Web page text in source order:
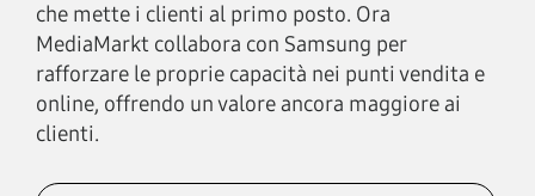
che mette i clienti al primo posto. Ora
MediaMarkt collabora con Samsung per
rafforzare le proprie capacità nei punti vendita e
online, offrendo un valore ancora maggiore ai
clienti.